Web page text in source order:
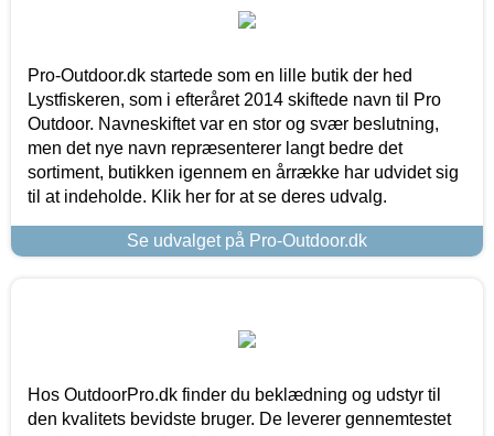
Pro-Outdoor.dk startede som en lille butik der hed
Lystfiskeren, som i efteråret 2014 skiftede navn til Pro
Outdoor. Navneskiftet var en stor og svær beslutning,
men det nye navn repræsenterer langt bedre det
sortiment, butikken igennem en årrække har udvidet sig
til at indeholde. Klik her for at se deres udvalg.
Se udvalget på Pro-Outdoor.dk
Hos OutdoorPro.dk finder du beklædning og udstyr til
den kvalitets bevidste bruger. De leverer gennemtestet